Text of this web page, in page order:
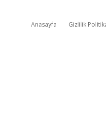
Anasayfa Gizlilik